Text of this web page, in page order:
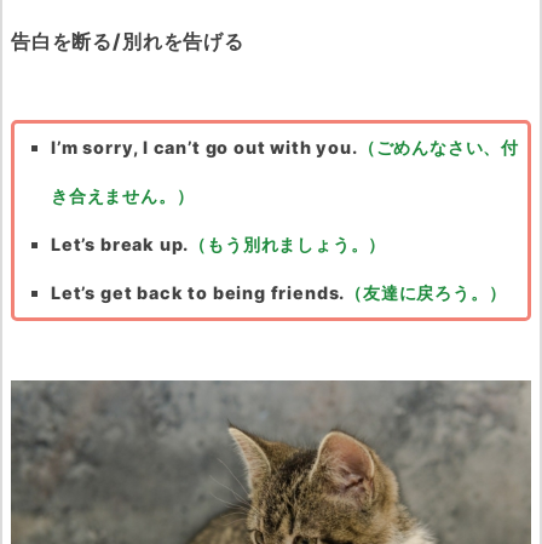
告白を断る/別れを告げる
I’m sorry, I can’t go out with you. （ごめんなさい、付
き合えません。）
Let’s break up. （もう別れましょう。）
Let’s get back to being friends. （友達に戻ろう。）